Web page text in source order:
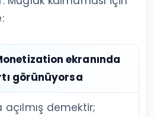
ekranında
görünüyorsa
açılmış demektir;